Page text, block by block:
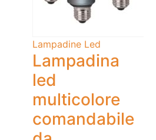
Lampadine Led
Lampadina
led
multicolore
comandabile